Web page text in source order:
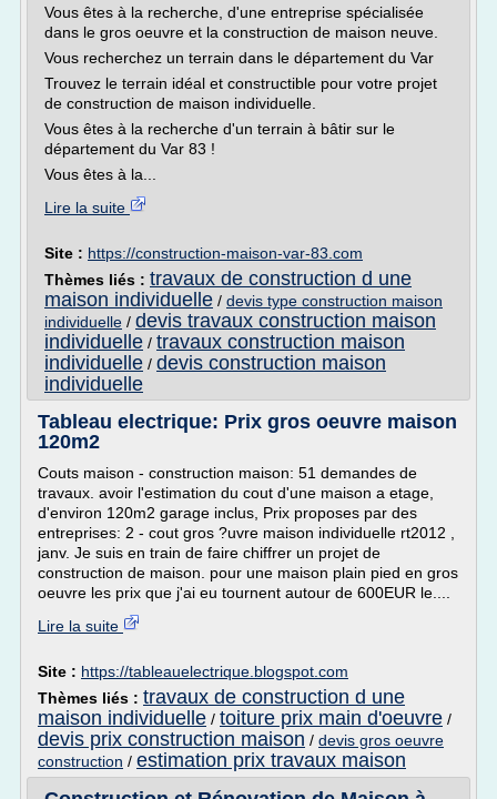
Vous êtes à la recherche, d'une entreprise spécialisée
dans le gros oeuvre et la construction de maison neuve.
Vous recherchez un terrain dans le département du Var
Trouvez le terrain idéal et constructible pour votre projet
de construction de maison individuelle.
Vous êtes à la recherche d'un terrain à bâtir sur le
département du Var 83 !
Vous êtes à la...
Lire la suite
Site : https://construction-maison-var-83.com
Thèmes liés : travaux de construction d une
maison individuelle / devis type construction maison
individuelle / devis travaux construction maison
individuelle / travaux construction maison
individuelle / devis construction maison
individuelle
Tableau electrique: Prix gros oeuvre maison
120m2
Couts maison - construction maison: 51 demandes de
travaux. avoir l'estimation du cout d'une maison a etage,
d'environ 120m2 garage inclus, Prix proposes par des
entreprises: 2 - cout gros ?uvre maison individuelle rt2012 ,
janv. Je suis en train de faire chiffrer un projet de
construction de maison. pour une maison plain pied en gros
oeuvre les prix que j'ai eu tournent autour de 600EUR le....
Lire la suite
Site : https://tableauelectrique.blogspot.com
Thèmes liés : travaux de construction d une
maison individuelle / toiture prix main d'oeuvre /
devis prix construction maison / devis gros oeuvre
construction / estimation prix travaux maison